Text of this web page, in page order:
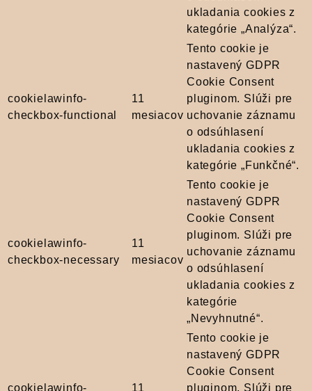
ukladania cookies z
kategórie „Analýza“.
cookielawinfo-
checkbox-functional
11
mesiacov
Tento cookie je
nastavený GDPR
Cookie Consent
pluginom. Slúži pre
uchovanie záznamu
o odsúhlasení
ukladania cookies z
kategórie „Funkčné“.
cookielawinfo-
checkbox-necessary
11
mesiacov
Tento cookie je
nastavený GDPR
Cookie Consent
pluginom. Slúži pre
uchovanie záznamu
o odsúhlasení
ukladania cookies z
kategórie
„Nevyhnutné“.
cookielawinfo-
11
Tento cookie je
nastavený GDPR
Cookie Consent
pluginom. Slúži pre